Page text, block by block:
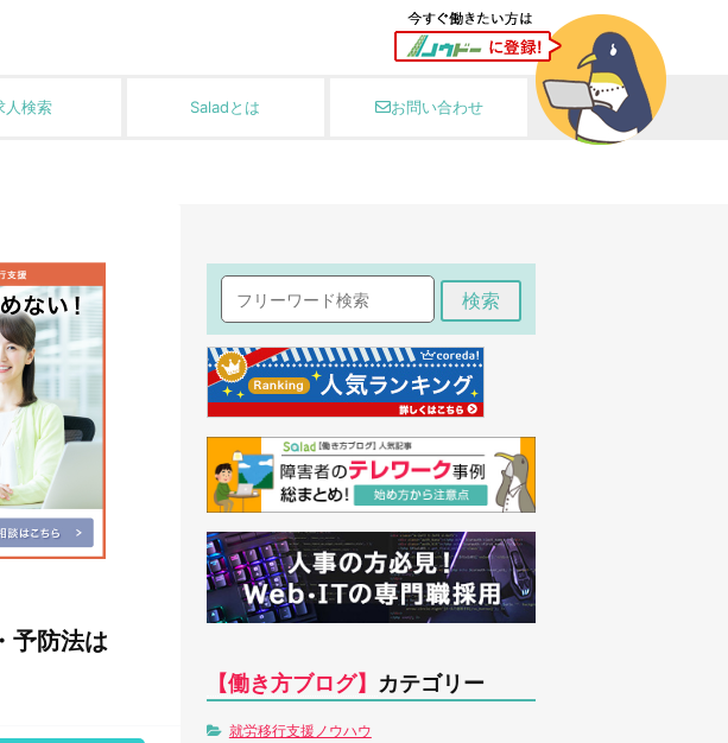
人検索 Saladとは お問い合わせ
予防法は
検索
【働き方ブログ】 カテゴリー
就労移行支援ノウハウ